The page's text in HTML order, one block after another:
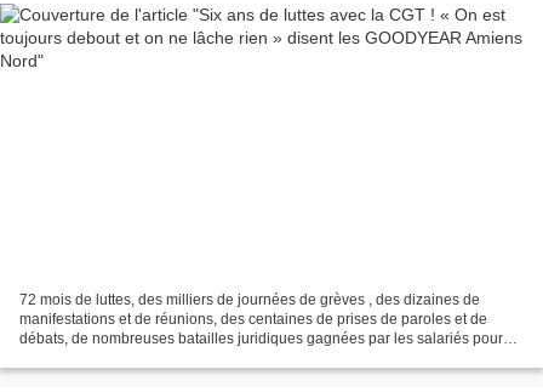
72 mois de luttes, des milliers de journées de grèves , des dizaines de
manifestations et de réunions, des centaines de prises de paroles et de
débats, de nombreuses batailles juridiques gagnées par les salariés pour